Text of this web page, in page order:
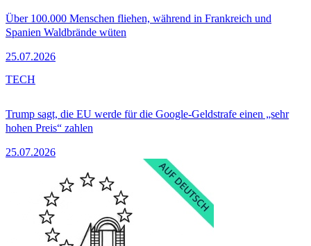
Über 100.000 Menschen fliehen, während in Frankreich und
Spanien Waldbrände wüten
25.07.2026
Trump sagt, die EU werde für die Google-Geldstrafe einen „sehr
hohen Preis“ zahlen
25.07.2026
TECH